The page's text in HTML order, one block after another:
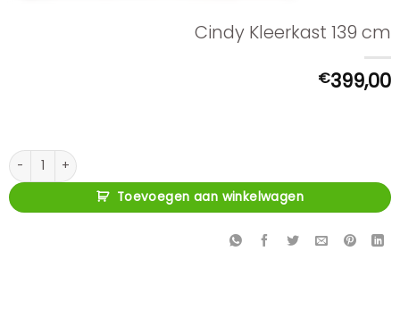
Cindy Kleerkast 139 cm
€399,00
Cindy Kleerkast 139 cm aantal
Toevoegen aan winkelwagen